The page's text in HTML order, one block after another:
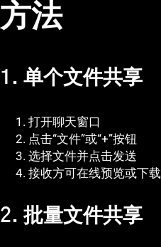
方法
1. 单个文件共享
打开聊天窗口
点击“文件”或“+”按钮
选择文件并点击发送
接收方可在线预览或下载
2. 批量文件共享